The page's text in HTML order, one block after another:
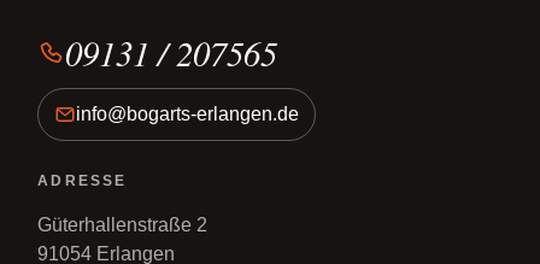
09131 / 207565
info@bogarts-erlangen.de
ADRESSE
Güterhallenstraße 2
91054 Erlangen